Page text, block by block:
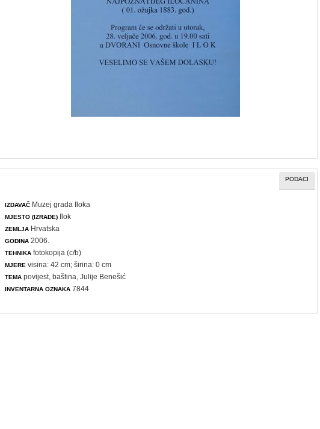
PODACI
IZDAVAČ Muzej grada Iloka
MJESTO (IZRADE) Ilok
ZEMLJA Hrvatska
GODINA 2006.
TEHNIKA fotokopija (c/b)
MJERE visina: 42 cm; širina: 0 cm
TEMA povijest ,baština , Julije Benešić
INVENTARNA OZNAKA 7844